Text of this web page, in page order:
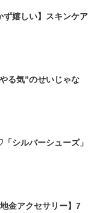
ず嬉しい】スキンケア
る気”のせいじゃな
シルバーシューズ」
金アクセサリー】7